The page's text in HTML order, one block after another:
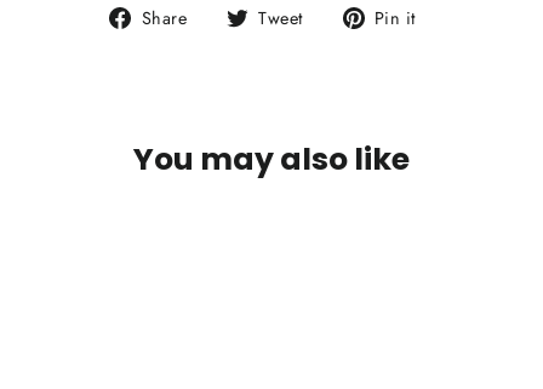
Share
Share Tweet
Tweet Pin it
You may also like